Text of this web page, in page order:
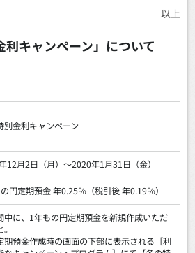
以上
キャンペーン」について
別金利キャンペーン
12月2日（月）～2020年1月31日（金）
円定期預金 年0.25％（税引後 年0.19％）
中に、1年もの円定期預金を新規作成いただ
期預金作成時の画面の下部に表示される［利